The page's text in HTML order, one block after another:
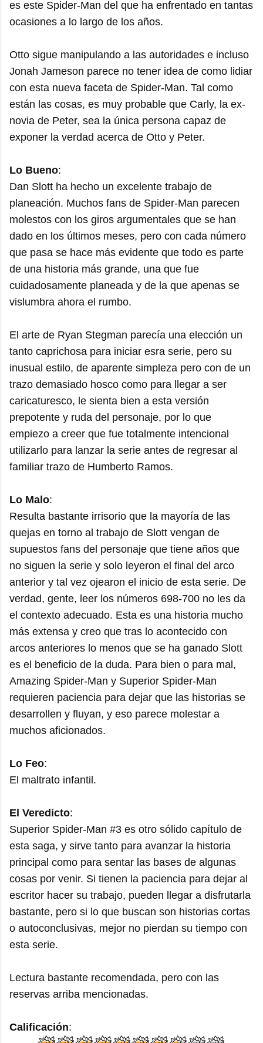
es este Spider-Man del que ha enfrentado en tantas
ocasiones a lo largo de los años.
Otto sigue manipulando a las autoridades e incluso
Jonah Jameson parece no tener idea de como lidiar
con esta nueva faceta de Spider-Man. Tal como
están las cosas, es muy probable que Carly, la ex-
novia de Peter, sea la única persona capaz de
exponer la verdad acerca de Otto y Peter.
Lo Bueno:
Dan Slott ha hecho un excelente trabajo de
planeación. Muchos fans de Spider-Man parecen
molestos con los giros argumentales que se han
dado en los últimos meses, pero con cada número
que pasa se hace más evidente que todo es parte
de una historia más grande, una que fue
cuidadosamente planeada y de la que apenas se
vislumbra ahora el rumbo.
El arte de Ryan Stegman parecía una elección un
tanto caprichosa para iniciar esra serie, pero su
inusual estilo, de aparente simpleza pero con de un
trazo demasiado hosco como para llegar a ser
caricaturesco, le sienta bien a esta versión
prepotente y ruda del personaje, por lo que
empiezo a creer que fue totalmente intencional
utilizarlo para lanzar la serie antes de regresar al
familiar trazo de Humberto Ramos.
Lo Malo:
Resulta bastante irrisorio que la mayoría de las
quejas en torno al trabajo de Slott vengan de
supuestos fans del personaje que tiene años que
no siguen la serie y solo leyeron el final del arco
anterior y tal vez ojearon el inicio de esta serie. De
verdad, gente, leer los números 698-700 no les da
el contexto adecuado. Esta es una historia mucho
más extensa y creo que tras lo acontecido con
arcos anteriores lo menos que se ha ganado Slott
es el beneficio de la duda. Para bien o para mal,
Amazing Spider-Man y Superior Spider-Man
requieren paciencia para dejar que las historias se
desarrollen y fluyan, y eso parece molestar a
muchos aficionados.
Lo Feo:
El maltrato infantil.
El Veredicto:
Superior Spider-Man #3 es otro sólido capítulo de
esta saga, y sirve tanto para avanzar la historia
principal como para sentar las bases de algunas
cosas por venir. Si tienen la paciencia para dejar al
escritor hacer su trabajo, pueden llegar a disfrutarla
bastante, pero si lo que buscan son historias cortas
o autoconclusivas, mejor no pierdan su tiempo con
esta serie.
Lectura bastante recomendada, pero con las
reservas arriba mencionadas.
Calificación: